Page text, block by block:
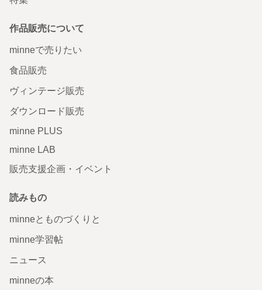
作品販売について
minneで売りたい
食品販売
ヴィンテージ販売
ダウンロード販売
minne PLUS
minne LAB
販売支援企画・イベント
読みもの
minneとものづくりと
minne学習帖
ニュース
minneの本